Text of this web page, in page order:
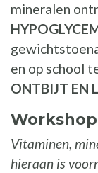
mineralen
en op school
ONTBIJT EN
Vitaminen,
hieraan is